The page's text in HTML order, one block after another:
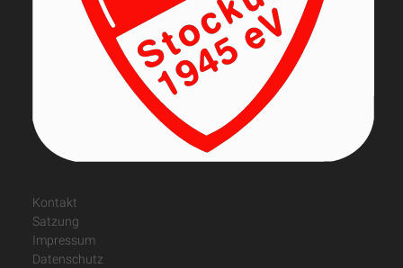
Kontakt
Satzung
Impressum
Datenschutz